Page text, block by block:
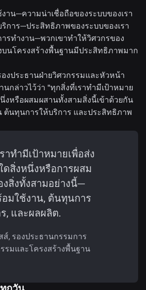
าน—ความน่าเชื่อถือของระบบของเรา
การ—ประสิทธิภาพของระบบของเรา
รทำงาน—พวกเขาทำให้วิศวกรของ
บนโครงสร้างพื้นฐานมีประสิทธิภาพมาก
งประธานฝ่ายวิศวกรรมและหัวหน้า
กล่าวไว้ว่า "ทุกสิ่งที่เราทำมีเป้าหมาย
งหรือผสมผสานทั้งสามสิ่งนี้เข้าด้วยกัน
นทุนการให้บริการ และประสิทธิภาพ
าทำมีเป้าหมายเพื่อส่ง
ดสิ่งหนึ่งหรือการผสม
สิ่งทั้งสามอย่างนี้—
มใช้งาน, ต้นทุนการ
, และผลผลิต.
, รองประธานกรรมการ
รมและโครงสร้างพื้นฐาน